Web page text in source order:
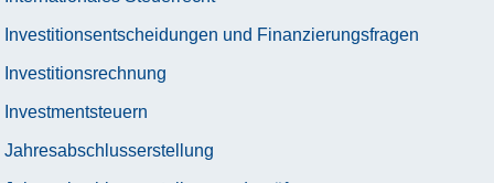
Investitionsentscheidungen und Finanzierungsfragen
Investitionsrechnung
Investmentsteuern
Jahresabschlusserstellung